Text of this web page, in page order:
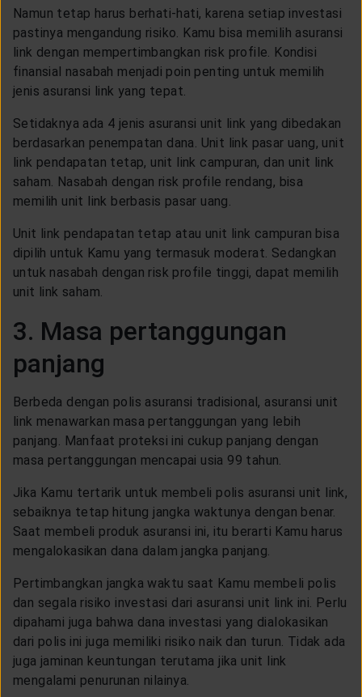
Namun tetap harus berhati-hati, karena setiap investasi
pastinya mengandung risiko. Kamu bisa memilih asuransi
link dengan mempertimbangkan risk profile. Kondisi
finansial nasabah menjadi poin penting untuk memilih
jenis asuransi link yang tepat.
Setidaknya ada 4 jenis asuransi unit link yang dibedakan
berdasarkan penempatan dana. Unit link pasar uang, unit
link pendapatan tetap, unit link campuran, dan unit link
saham. Nasabah dengan risk profile rendang, bisa
memilih unit link berbasis pasar uang.
Unit link pendapatan tetap atau unit link campuran bisa
dipilih untuk Kamu yang termasuk moderat. Sedangkan
untuk nasabah dengan risk profile tinggi, dapat memilih
unit link saham.
3. Masa pertanggungan
panjang
Berbeda dengan polis asuransi tradisional, asuransi unit
link menawarkan masa pertanggungan yang lebih
panjang. Manfaat proteksi ini cukup panjang dengan
masa pertanggungan mencapai usia 99 tahun.
Jika Kamu tertarik untuk membeli polis asuransi unit link,
sebaiknya tetap hitung jangka waktunya dengan benar.
Saat membeli produk asuransi ini, itu berarti Kamu harus
mengalokasikan dana dalam jangka panjang.
Pertimbangkan jangka waktu saat Kamu membeli polis
dan segala risiko investasi dari asuransi unit link ini. Perlu
dipahami juga bahwa dana investasi yang dialokasikan
dari polis ini juga memiliki risiko naik dan turun. Tidak ada
juga jaminan keuntungan terutama jika unit link
mengalami penurunan nilainya.